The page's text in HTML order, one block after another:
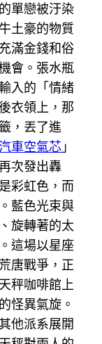
單戀被汙染
土豪的物質
滿金錢和俗
會。張水瓶
入的「情緒
衣領上，那
，丟了進
車空氣芯 」
次發出轟
彩虹色，而
藍色光束與
旋轉著的太
這場以星座
唐戰爭，正
秤咖啡館上
怪異氣旋。
他派系展開